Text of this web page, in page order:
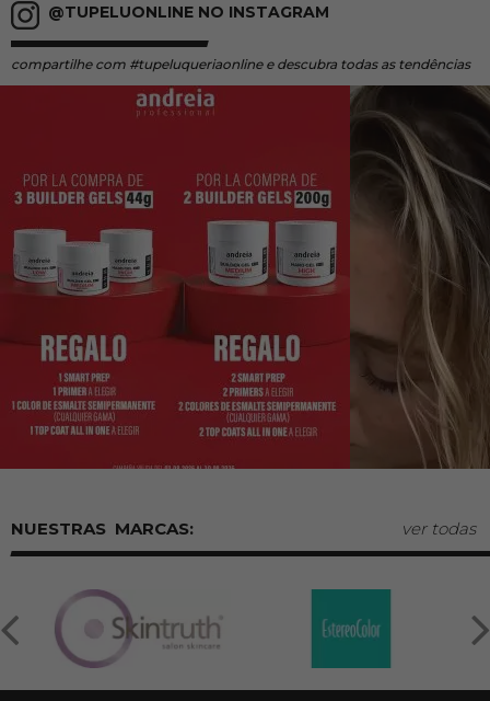
@TUPELUONLINE NO INSTAGRAM
compartilhe com #tupeluqueriaonline e descubra todas as tendências
MARCAS: ver todas